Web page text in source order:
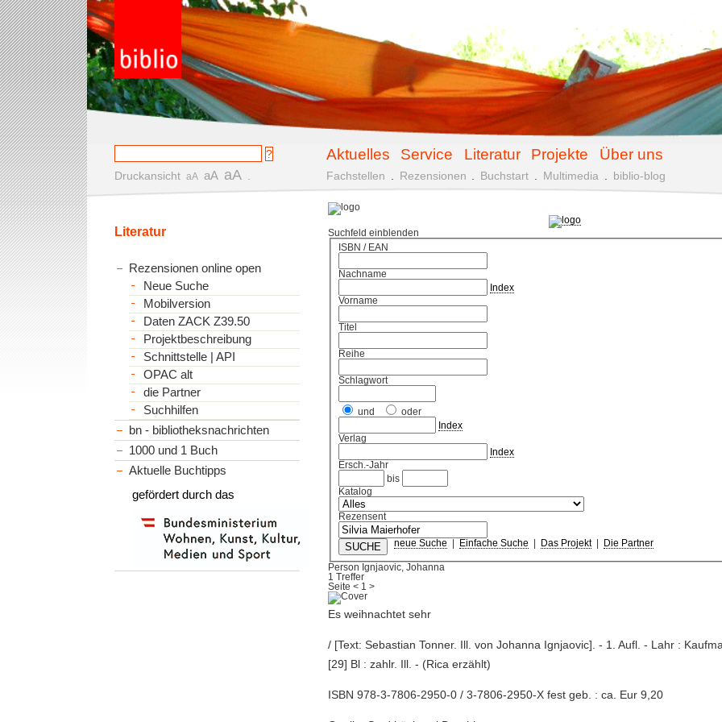
Aktuelles Service Literatur Projekte Über uns
Druckansicht aA aA aA Fachstellen Rezensionen Buchstart Multimedia biblio-blog
Suchfeld einblenden
ISBN / EAN
Nachname
Index
Vorname
Titel
Reihe
Schlagwort
und
oder
Index
Verlag
Index
Ersch.-Jahr
bis
Katalog
Rezensent
neue Suche Einfache Suche Das Projekt| Die Partner
Person Ignjaovic, Johanna
1 Treffer
Seite< 1 >
Es weihnachtet sehr
/ [Text: Sebastian Tonner. Ill. von Johanna Ignjaovic]. - 1. Aufl. - Lahr :
[29] Bl : zahlr. Ill. - (Rica erzählt)
ISBN 978-3-7806-2950-0 / 3-7806-2950-X fest geb. : ca. Eur 9,20
Literatur
Rezensionen online open
Neue Suche
Mobilversion
Daten ZACK Z39.50
Projektbeschreibung
Schnittstelle | API
OPAC alt
die Partner
Suchhilfen
bn - bibliotheksnachrichten
1000 und 1 Buch
Aktuelle Buchtipps
gefördert durch das